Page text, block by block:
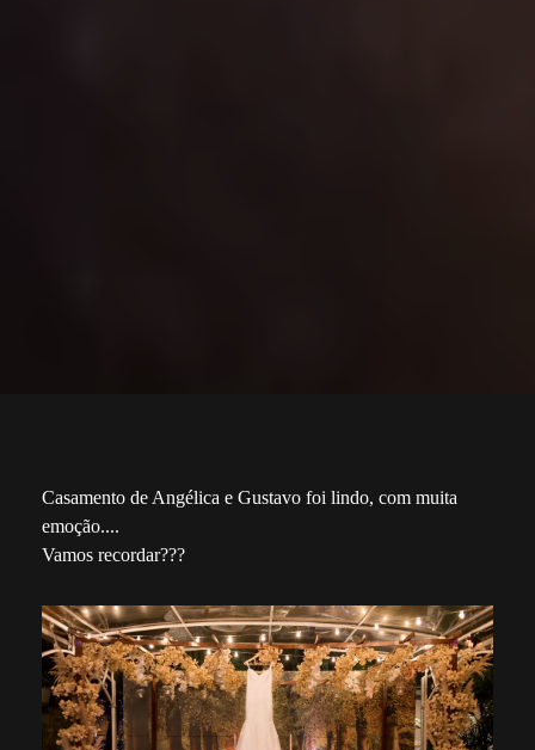
Casamento de Angélica e Gustavo foi lindo, com muita
emoção....
Vamos recordar???